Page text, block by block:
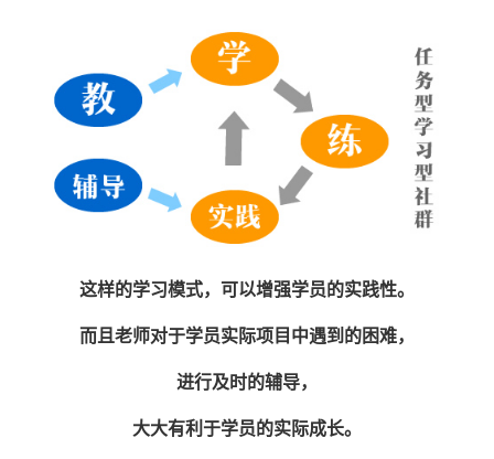
这样的学习模式，可以增强学员的实践性。
而且老师对于学员实际项目中遇到的困难，
进行及时的辅导，
大大有利于学员的实际成长。